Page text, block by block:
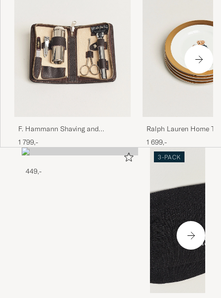
F. Hammann Shaving and
Manicure Set Dark Brown
1 799,-
Ralph Lauren Home
Polo Bear Dessert
1 699,-
449,-
3-PACK